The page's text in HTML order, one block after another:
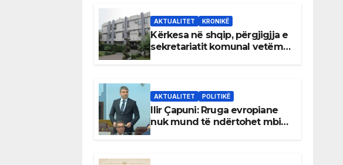
AKTUALITET KRONIKË
Kërkesa në shqip, përgjigjja e
sekretariatit komunal vetëm
AKTUALITET POLITIKË
Ilir Çapuni: Rruga evropiane
nuk mund të ndërtohet mbi